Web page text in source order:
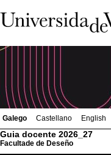
Galego Castellano English
Guia docente 2026_27
Facultade de Deseño